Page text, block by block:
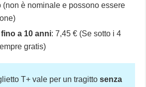
(non è nominale e possono essere
a 10 anni: 7,45 € (Se sotto i 4
gratis)
T+ vale per un tragittosenza